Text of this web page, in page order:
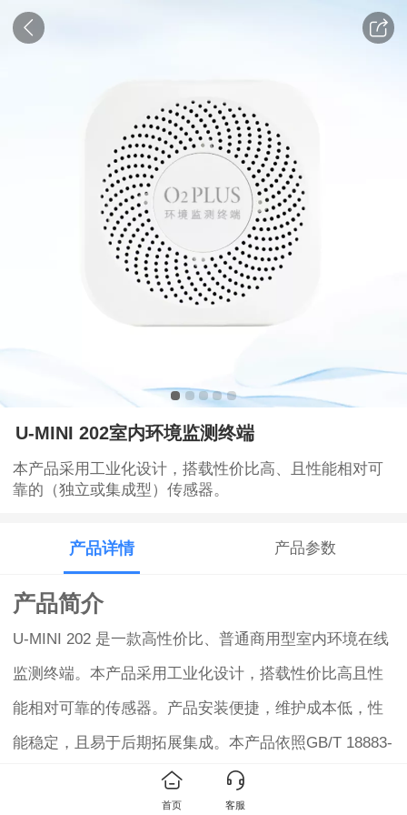
U-MINI 202室内环境监测终端
本产品采用工业化设计，搭载性价比高、且性能相对可
靠的（独立或集成型）传感器。
产品详情 产品参数
产品简介
U-MINI 202 是一款高性价比、普通商用型室内环境在线
监测终端。本产品采用工业化设计，搭载性价比高且性
能相对可靠的传感器。产品安装便捷，维护成本低，性
能稳定，且易于后期拓展集成。本产品依照GB/T 18883-
2022《室内空气质量标准》与绿建标准，为室内环境治
首页 客服